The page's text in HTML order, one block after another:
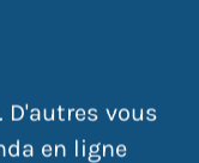
D'autres vous
en ligne